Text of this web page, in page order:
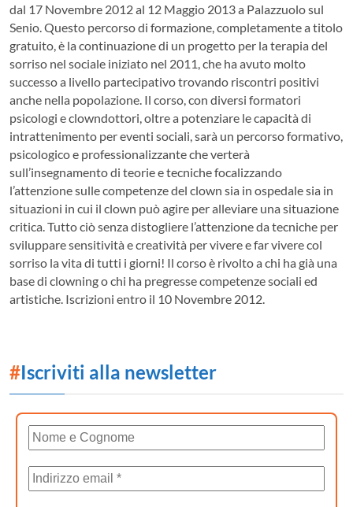
dal 17 Novembre 2012 al 12 Maggio 2013 a Palazzuolo sul
Senio. Questo percorso di formazione, completamente a titolo
gratuito, è la continuazione di un progetto per la terapia del
sorriso nel sociale iniziato nel 2011, che ha avuto molto
successo a livello partecipativo trovando riscontri positivi
anche nella popolazione. Il corso, con diversi formatori
psicologi e clowndottori, oltre a potenziare le capacità di
intrattenimento per eventi sociali, sarà un percorso formativo,
psicologico e professionalizzante che verterà
sull’insegnamento di teorie e tecniche focalizzando
l’attenzione sulle competenze del clown sia in ospedale sia in
situazioni in cui il clown può agire per alleviare una situazione
critica. Tutto ciò senza distogliere l’attenzione da tecniche per
sviluppare sensitività e creatività per vivere e far vivere col
sorriso la vita di tutti i giorni! Il corso è rivolto a chi ha già una
base di clowning o chi ha pregresse competenze sociali ed
artistiche. Iscrizioni entro il 10 Novembre 2012.
#Iscriviti alla newsletter